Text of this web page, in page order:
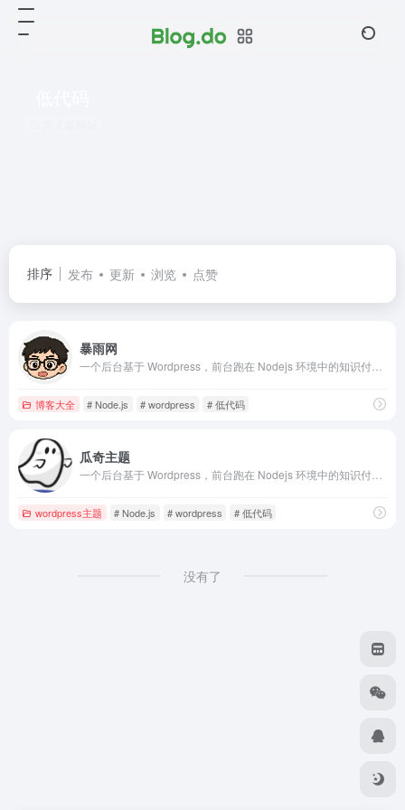
排序 发布 更新 浏览 点赞
暴雨网
博客大全 # Node.js # wordpress # 低代码
瓜奇主题
wordpress主题 # Node.js # wordpress # 低代码
没有了